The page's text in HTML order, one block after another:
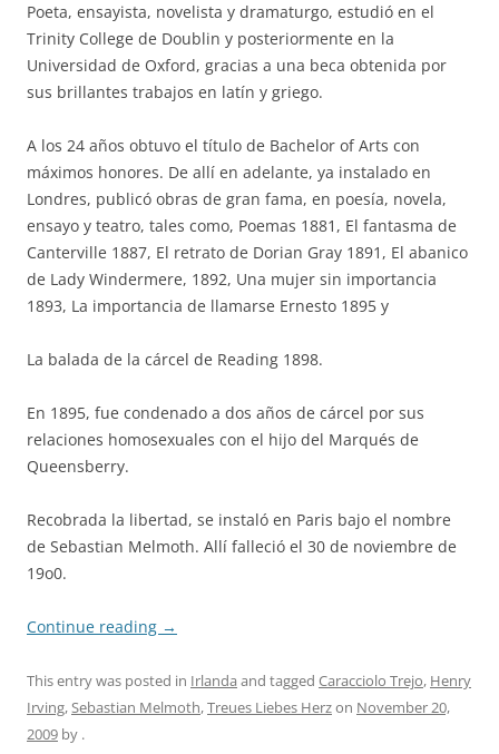
Poeta, ensayista, novelista y dramaturgo, estudió en el
Trinity College de Doublin y posteriormente en la
Universidad de Oxford, gracias a una beca obtenida por
sus brillantes trabajos en latín y griego.
A los 24 años obtuvo el título de Bachelor of Arts con
máximos honores. De allí en adelante, ya instalado en
Londres, publicó obras de gran fama, en poesía, novela,
ensayo y teatro, tales como, Poemas 1881, El fantasma de
Canterville 1887, El retrato de Dorian Gray 1891, El abanico
de Lady Windermere, 1892, Una mujer sin importancia
1893, La importancia de llamarse Ernesto 1895 y
La balada de la cárcel de Reading 1898.
En 1895, fue condenado a dos años de cárcel por sus
relaciones homosexuales con el hijo del Marqués de
Queensberry.
Recobrada la libertad, se instaló en Paris bajo el nombre
de Sebastian Melmoth. Allí falleció el 30 de noviembre de
19o0.
Continue reading →
This entry was posted in Irlanda and tagged Caracciolo Trejo, Henry
Irving,Sebastian Melmoth,Treues Liebes Herzon November 20,
2009 by .